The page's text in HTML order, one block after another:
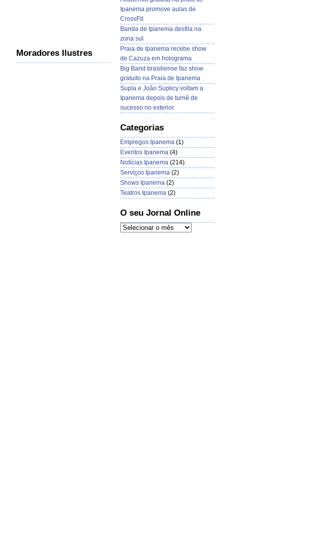
Moradores Ilustres
Ipanema promove aulas de
CrossFit
Banda de Ipanema desfila na
zona sul
Praia de Ipanema recebe show
de Cazuza em holograma
Big Band brasiliense faz show
gratuito na Praia de Ipanema
Supla e João Suplicy voltam a
Ipanema depois de turnê de
sucesso no exterior
Categorias
Empregos Ipanema(1)
Eventos Ipanema(4)
Notícias Ipanema(214)
Serviços Ipanema(2)
Shows Ipanema(2)
Teatros Ipanema(2)
O seu Jornal Online